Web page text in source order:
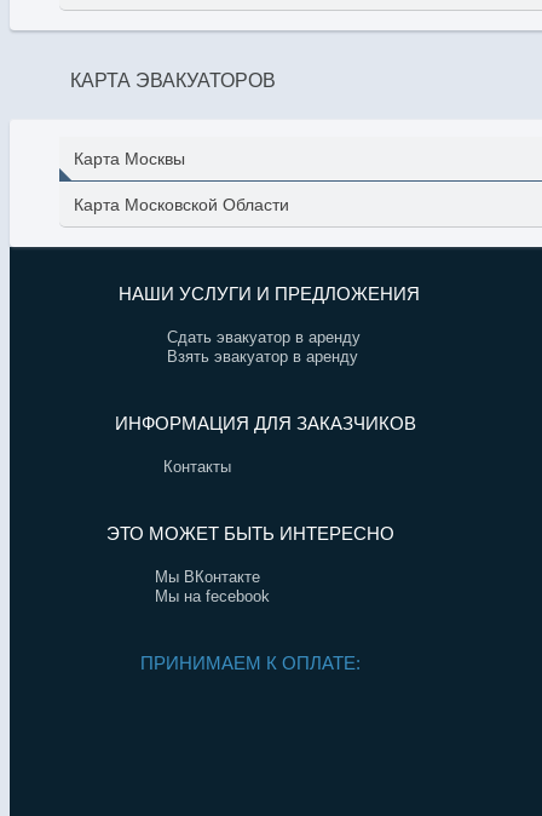
КАРТА ЭВАКУАТОРОВ
Карта Москвы
Карта Московской Области
НАШИ УСЛУГИ И ПРЕДЛОЖЕНИЯ
Сдать эвакуатор в аренду
Взять эвакуатор в аренду
ИНФОРМАЦИЯ ДЛЯ ЗАКАЗЧИКОВ
Контакты
ЭТО МОЖЕТ БЫТЬ ИНТЕРЕСНО
Мы ВКонтакте
Мы на fecebook
ПРИНИМАЕМ К ОПЛАТЕ: